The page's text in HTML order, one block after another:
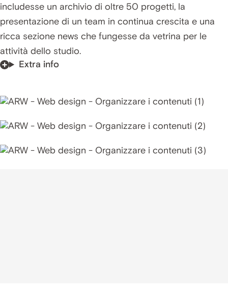
includesse un archivio di oltre 50 progetti, la
presentazione di un team in continua crescita e una
ricca sezione news che fungesse da vetrina per le
attività dello studio.
Extra info